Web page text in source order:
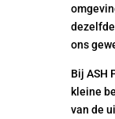
ons
Bij ASH
kleine
van de